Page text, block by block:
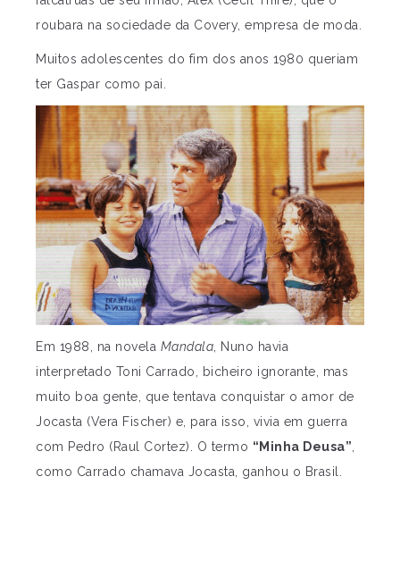
roubara na sociedade da Covery, empresa de moda.
Muitos adolescentes do fim dos anos 1980 queriam
ter Gaspar como pai.
Em 1988, na novela Mandala , Nuno havia
interpretado Toni Carrado, bicheiro ignorante, mas
muito boa gente, que tentava conquistar o amor de
Jocasta (Vera Fischer) e, para isso, vivia em guerra
com Pedro (Raul Cortez). O termo “Minha Deusa”
como Carrado chamava Jocasta, ganhou o Brasil.